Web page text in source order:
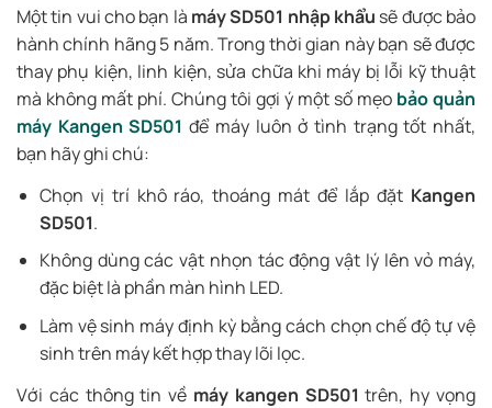
Một tin vui cho bạn là máy SD501 nhập khẩu sẽ được bảo
hành chính hãng 5 năm. Trong thời gian này bạn sẽ được
thay phụ kiện, linh kiện, sửa chữa khi máy bị lỗi kỹ thuật
mà không mất phí. Chúng tôi gợi ý một số mẹo bảo quản
máy Kangen SD501 để máy luôn ở tình trạng tốt nhất,
bạn hãy ghi chú:
Chọn vị trí khô ráo, thoáng mát để lắp đặt Kangen
SD501.
Không dùng các vật nhọn tác động vật lý lên vỏ máy,
đặc biệt là phần màn hình LED.
Làm vệ sinh máy định kỳ bằng cách chọn chế độ tự vệ
sinh trên máy kết hợp thay lõi lọc.
Với các thông tin về máy kangen SD501 trên, hy vọng